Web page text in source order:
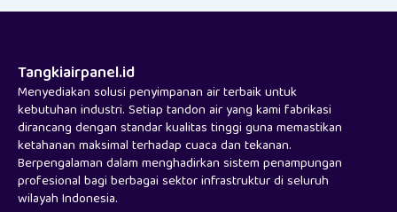
Tangkiairpanel.id
Menyediakan solusi penyimpanan air terbaik untuk
kebutuhan industri. Setiap tandon air yang kami fabrikasi
dirancang dengan standar kualitas tinggi guna memastikan
ketahanan maksimal terhadap cuaca dan tekanan.
Berpengalaman dalam menghadirkan sistem penampungan
profesional bagi berbagai sektor infrastruktur di seluruh
wilayah Indonesia.